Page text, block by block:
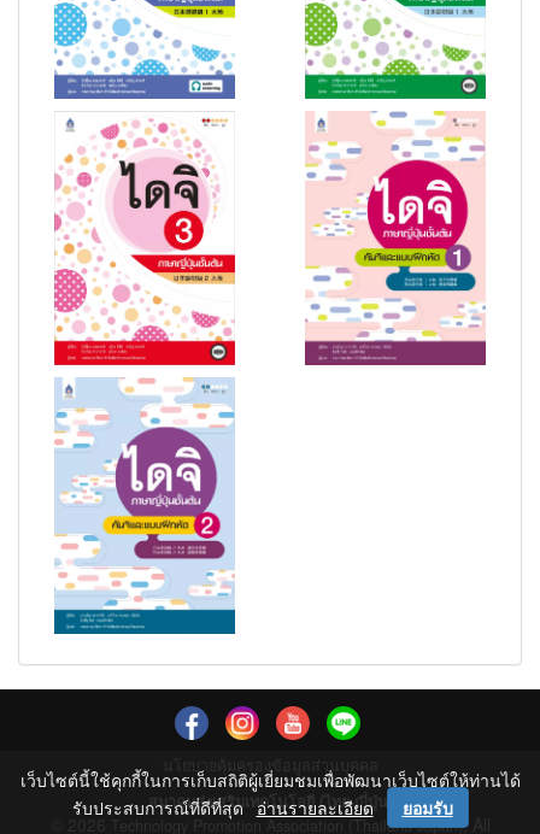
นโยบายคุ้มครองข้อมูลส่วนบุคคล
สมาคมส่งเสริมเทคโนโลยี (ไทย-ญี่ปุ่น)
Technology Promotion Association (Thailand-Japan), All
เว็บไซต์นี้ใช้คุกกี้ในการเก็บสถิติผู้เยี่ยมชมเพื่อพัฒนาเว็บไซต์ให้ท่านได้
รับประสบการณ์ที่ดีที่สุด
อ่านรายละเอียด ยอมรับ